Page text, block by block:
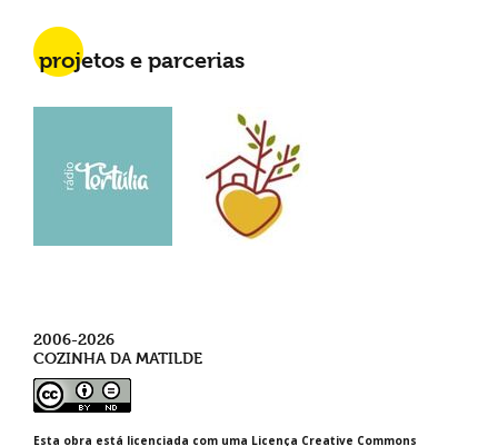
projetos e parcerias
2006-2026
COZINHA DA MATILDE
Esta obra está licenciada com uma Licença Creative Commons